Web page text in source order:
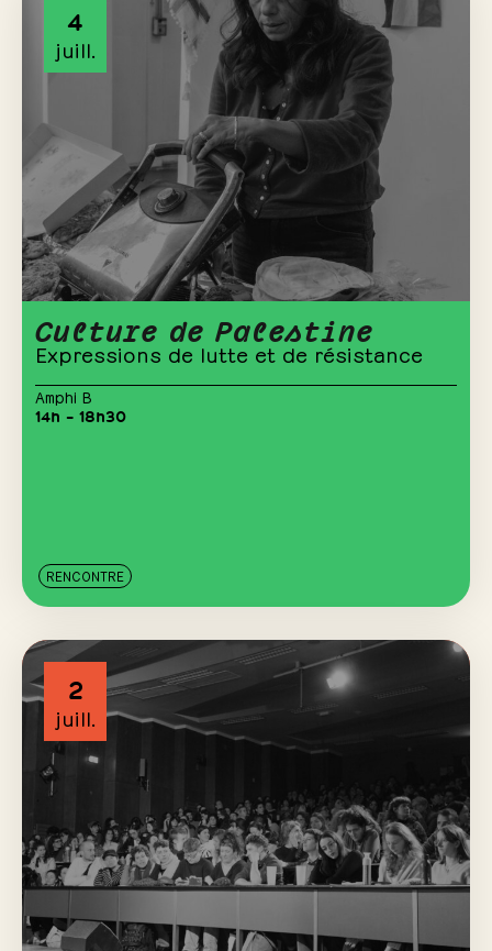
4
juill.
Culture de Palestine
Expressions de lutte et de résistance
Amphi B
14h – 18h30
RENCONTRE
2
juill.